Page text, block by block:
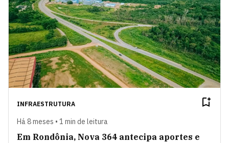
INFRAESTRUTURA
Há 8 meses • 1 min de leitura
Em Rondônia, Nova 364 antecipa aportes e